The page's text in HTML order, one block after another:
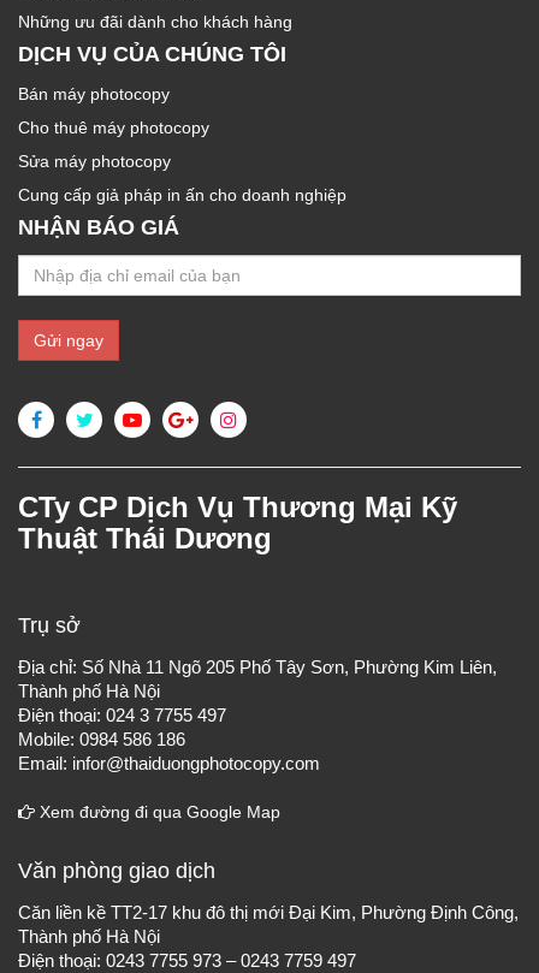
Những ưu đãi dành cho khách hàng
DỊCH VỤ CỦA CHÚNG TÔI
Bán máy photocopy
Cho thuê máy photocopy
Sửa máy photocopy
Cung cấp giả pháp in ấn cho doanh nghiệp
NHẬN BÁO GIÁ
CTy CP Dịch Vụ Thương Mại Kỹ
Thuật Thái Dương
Trụ sở
Địa chỉ: Số Nhà 11 Ngõ 205 Phố Tây Sơn, Phường Kim Liên,
Thành phố Hà Nội
Điện thoại: 024 3 7755 497
Mobile: 0984 586 186
Email: infor@thaiduongphotocopy.com
Xem đường đi qua Google Map
Văn phòng giao dịch
Căn liền kề TT2-17 khu đô thị mới Đại Kim, Phường Định Công,
Thành phố Hà Nội
Điện thoại: 0243 7755 973 – 0243 7759 497